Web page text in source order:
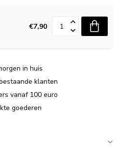
€7,90
in huis
klanten
vanaf 100 euro
goederen